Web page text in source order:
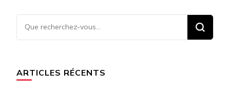
Vous
recherchiez
ARTICLES RÉCENTS